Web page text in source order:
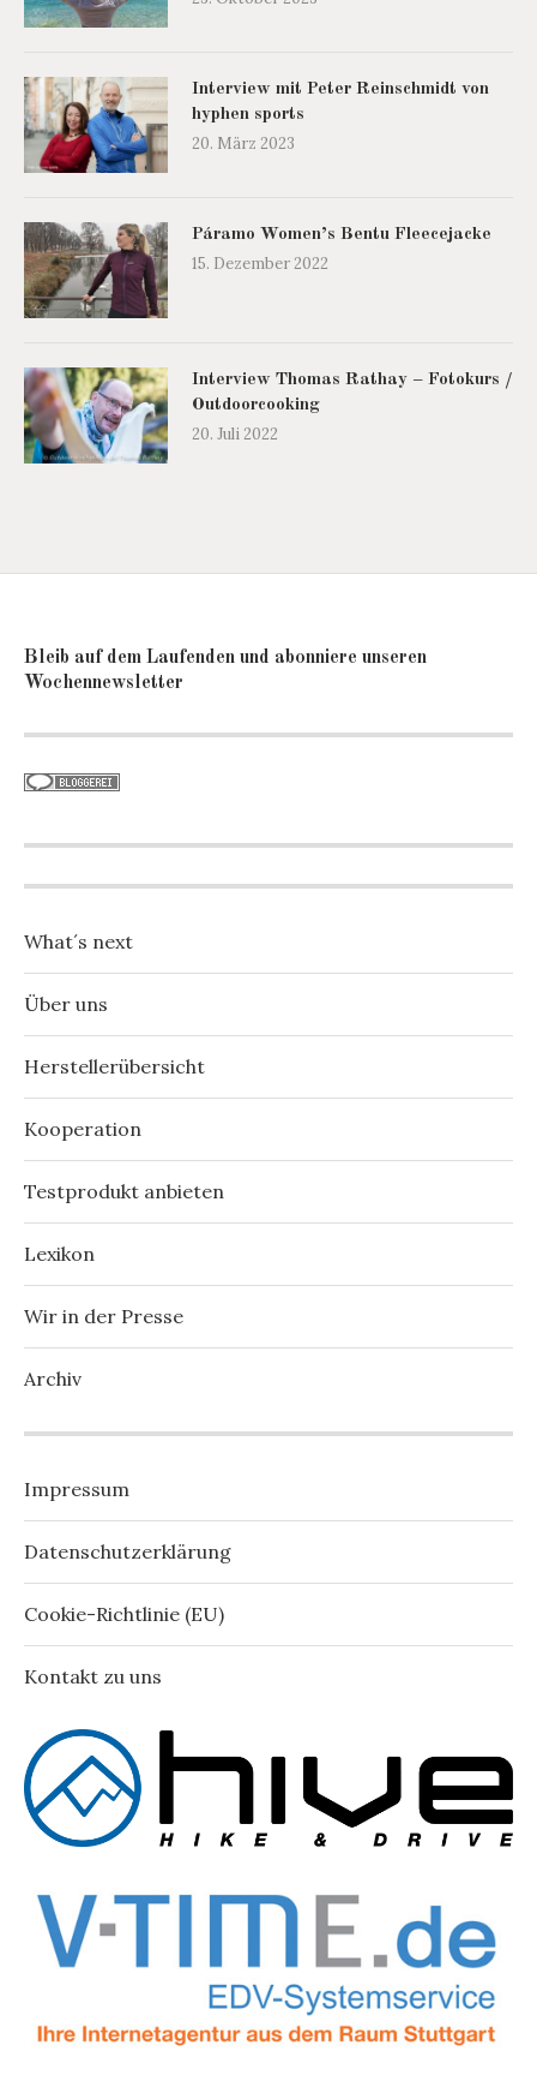
Interview mit Peter Reinschmidt von
hyphen sports
20. März 2023
Páramo Women’s Bentu Fleecejacke
15. Dezember 2022
Interview Thomas Rathay – Fotokurs /
Outdoorcooking
20. Juli 2022
Bleib auf dem Laufenden und abonniere unseren
Wochennewsletter
What´s next
Über uns
Herstellerübersicht
Kooperation
Testprodukt anbieten
Lexikon
Wir in der Presse
Archiv
Impressum
Datenschutzerklärung
Cookie-Richtlinie (EU)
Kontakt zu uns